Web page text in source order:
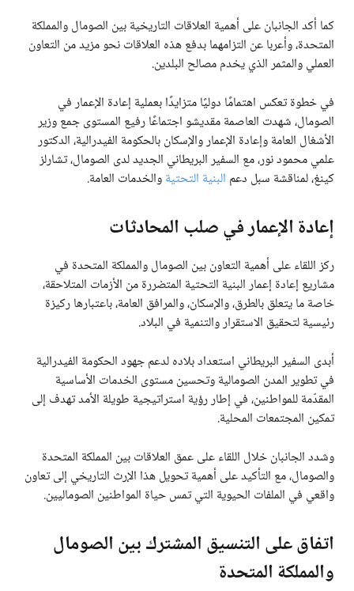
كما أكد الجانبان على أهمية العلاقات التاريخية بين الصومال والمملكة
المتحدة، وأعربا عن التزامهما بدفع هذه العلاقات نحو مزيد من التعاون
العملي والمثمر الذي يخدم مصالح البلدين.
في خطوة تعكس اهتمامًا دوليًا متزايدًا بعملية إعادة الإعمار في
الصومال، شهدت العاصمة مقديشو اجتماعًا رفيع المستوى جمع وزير
الأشغال العامة وإعادة الإعمار والإسكان بالحكومة الفيدرالية، الدكتور
علمي محمود نور، مع السفير البريطاني الجديد لدى الصومال، تشارلز
كينغ، لمناقشة سبل دعم البنية التحتيةوالخدمات العامة.
إعادة الإعمار في صلب المحادثات
ركز اللقاء على أهمية التعاون بين الصومال والمملكة المتحدة في
مشاريع إعادة إعمار البنية التحتية المتضررة من الأزمات المتلاحقة،
خاصة ما يتعلق بالطرق، والإسكان، والمرافق العامة، باعتبارها ركيزة
رئيسية لتحقيق الاستقرار والتنمية في البلاد.
أبدى السفير البريطاني استعداد بلاده لدعم جهود الحكومة الفيدرالية
في تطوير المدن الصومالية وتحسين مستوى الخدمات الأساسية
المقدّمة للمواطنين، في إطار رؤية استراتيجية طويلة الأمد تهدف إلى
تمكين المجتمعات المحلية.
وشدد الجانبان خلال اللقاء على عمق العلاقات بين المملكة المتحدة
والصومال، مع التأكيد على أهمية تحويل هذا الإرث التاريخي إلى تعاون
واقعي في الملفات الحيوية التي تمس حياة المواطنين الصوماليين.
اتفاق على التنسيق المشترك بين الصومال
والمملكة المتحدة